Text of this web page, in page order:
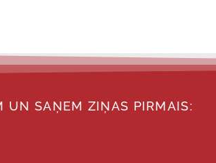
UN SAŅEM ZIŅAS PIRMAIS: